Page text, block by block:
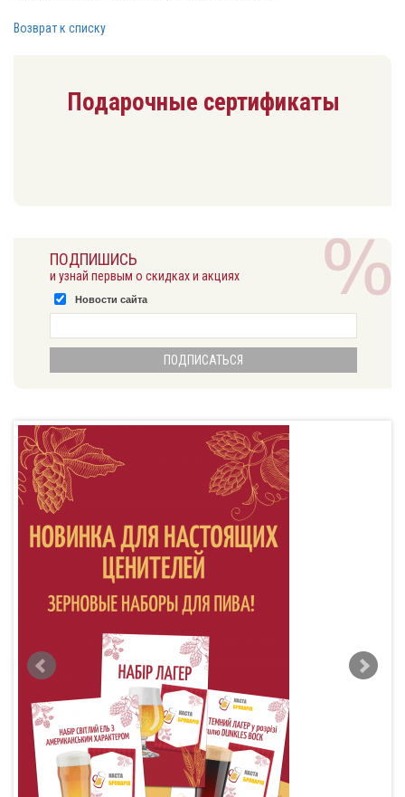
Возврат к списку
Подарочные сертификаты
ПОДПИШИСЬ
и узнай первым о скидках и акциях
Новости сайта